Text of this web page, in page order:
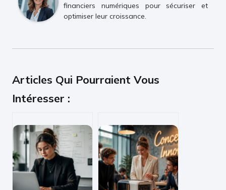
financiers numériques pour sécuriser et
optimiser leur croissance.
Articles Qui Pourraient Vous
Intéresser :